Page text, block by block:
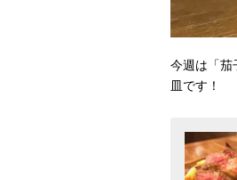
今週は「茄
皿です！